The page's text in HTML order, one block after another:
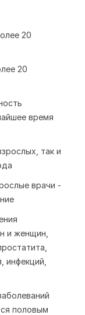
20
20
время
так и
врачи -
и женщин,
инфекций,
половым